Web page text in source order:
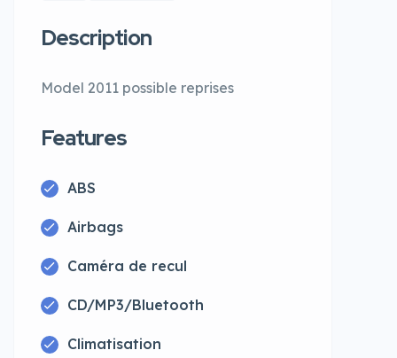
Description
Model 2011 possible reprises
Features
ABS
Airbags
Caméra de recul
CD/MP3/Bluetooth
Climatisation